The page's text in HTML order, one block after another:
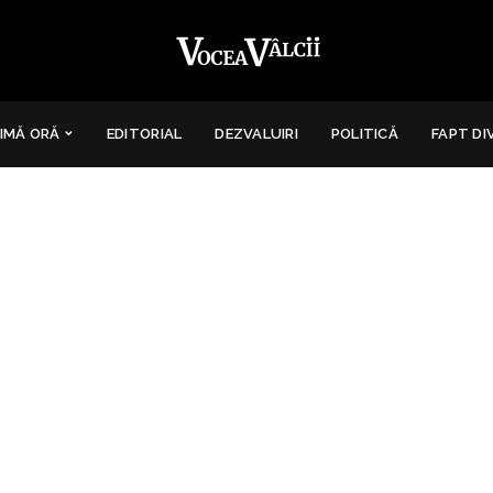
ORĂ EDITORIAL DEZVALUIRI POLITICĂ FAPT